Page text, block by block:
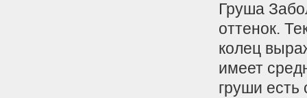
Груша
оттенок.
колец
имеет
груши есть